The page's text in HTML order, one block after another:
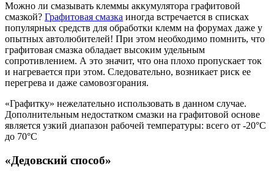
Можно ли смазывать клеммы аккумулятора графитовой
смазкой? Графитовая смазка иногда встречается в списках
популярных средств для обработки клемм на форумах даже у
опытных автолюбителей! При этом необходимо помнить, что
графитовая смазка обладает высоким удельным
сопротивлением. А это значит, что она плохо пропускает ток
и нагревается при этом. Следовательно, возникает риск ее
перегрева и даже самовозгорания.
«Графитку» нежелательно использовать в данном случае.
Дополнительным недостатком смазки на графитовой основе
является узкий диапазон рабочей температуры: всего от -20°C
до 70°C
«Дедовский способ»